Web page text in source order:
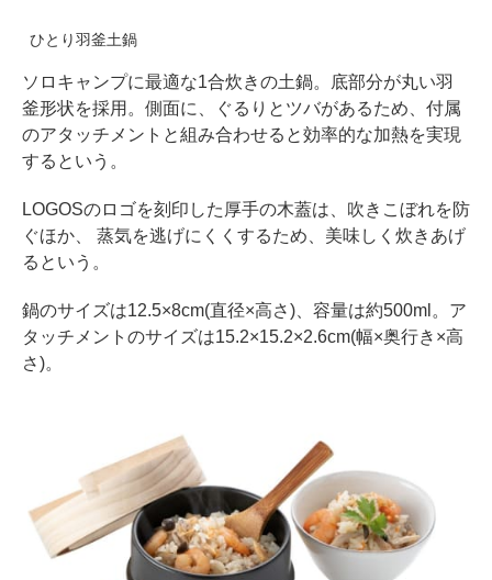
ひとり羽釜土鍋
ソロキャンプに最適な1合炊きの土鍋。底部分が丸い羽
釜形状を採用。側面に、ぐるりとツバがあるため、付属
のアタッチメントと組み合わせると効率的な加熱を実現
するという。
LOGOSのロゴを刻印した厚手の木蓋は、吹きこぼれを防
ぐほか、 蒸気を逃げにくくするため、美味しく炊きあげ
るという。
鍋のサイズは12.5×8cm(直径×高さ)、容量は約500ml。ア
タッチメントのサイズは15.2×15.2×2.6cm(幅×奥行き×高
さ)。